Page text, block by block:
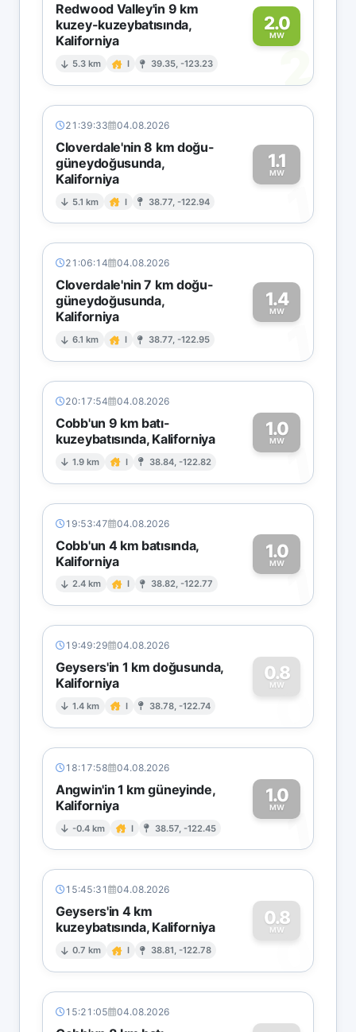
Redwood Valley'in 9 km
kuzey-kuzeybatısında,
Kaliforniya
5.3 km I 39.35, -123.23
2.0
MW
2
21:39:33 04.08.2026
Cloverdale'nin 8 km doğu-
güneydoğusunda,
Kaliforniya
5.1 km I 38.77, -122.94
1.1
MW
1
21:06:14 04.08.2026
Cloverdale'nin 7 km doğu-
güneydoğusunda,
Kaliforniya
6.1 km I 38.77, -122.95
1.4
MW
1
20:17:54 04.08.2026
Cobb'un 9 km batı-
kuzeybatısında, Kaliforniya
1.9 km I 38.84, -122.82
1.0
MW1
19:53:47 04.08.2026
Cobb'un 4 km batısında,
Kaliforniya
2.4 km I 38.82, -122.77
1.0
MW1
19:49:29 04.08.2026
Geysers'in 1 km doğusunda,
Kaliforniya
1.4 km I 38.78, -122.74
0.8
MW
0
18:17:58 04.08.2026
Angwin'in 1 km güneyinde,
Kaliforniya
-0.4 km I 38.57, -122.45
1.0
MW1
15:45:31 04.08.2026
Geysers'in 4 km
kuzeybatısında, Kaliforniya
0.7 km I 38.81, -122.78
0.8
MW
0
15:21:05 04.08.2026